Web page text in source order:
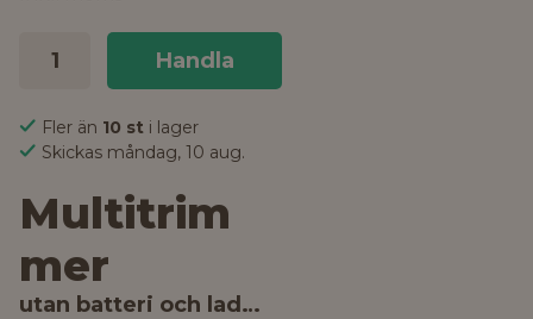
Handla
Fler än 10 st i lager
Skickas måndag, 10 aug.
Multitrim
mer
utan batteri och laddare